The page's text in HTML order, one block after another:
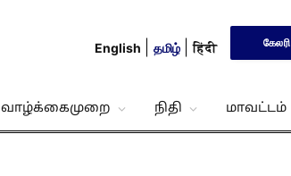
English தமிழ் हिंदी கேலரி
வாழ்க்கைமுறை நிதி மாவட்டம்